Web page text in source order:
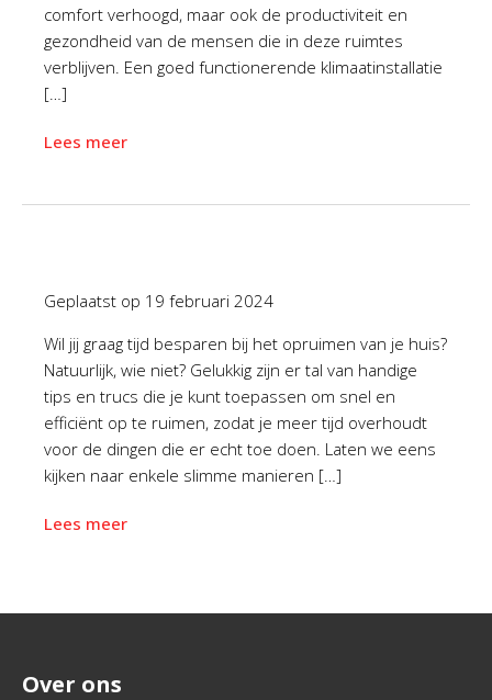
comfort verhoogd, maar ook de productiviteit en
gezondheid van de mensen die in deze ruimtes
verblijven. Een goed functionerende klimaatinstallatie
[…]
Lees meer
Geplaatst op 19 februari 2024
Wil jij graag tijd besparen bij het opruimen van je huis?
Natuurlijk, wie niet? Gelukkig zijn er tal van handige
tips en trucs die je kunt toepassen om snel en
efficiënt op te ruimen, zodat je meer tijd overhoudt
voor de dingen die er echt toe doen. Laten we eens
kijken naar enkele slimme manieren […]
Lees meer
Over ons